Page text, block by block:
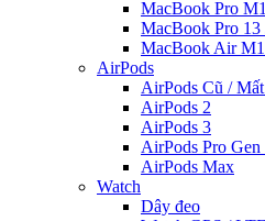
MacBook Pro
MacBook Pro 13
MacBook Air
AirPods
AirPods Cũ /
AirPods 2
AirPods 3
AirPods Pro Gen
AirPods Max
Watch
Dây đeo